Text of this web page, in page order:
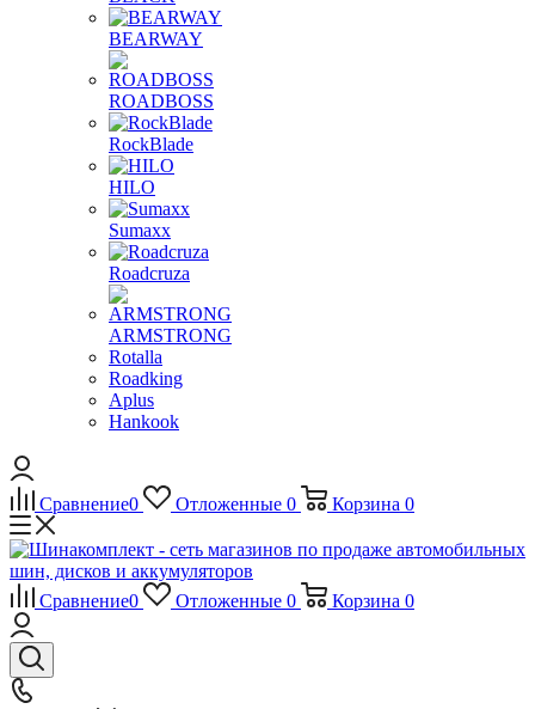
BEARWAY
ROADBOSS
RockBlade
HILO
Sumaxx
Roadcruza
ARMSTRONG
Rotalla
Roadking
Aplus
Hankook
Сравнение0 Отложенные 0 Корзина 0
Сравнение0 Отложенные 0 Корзина 0